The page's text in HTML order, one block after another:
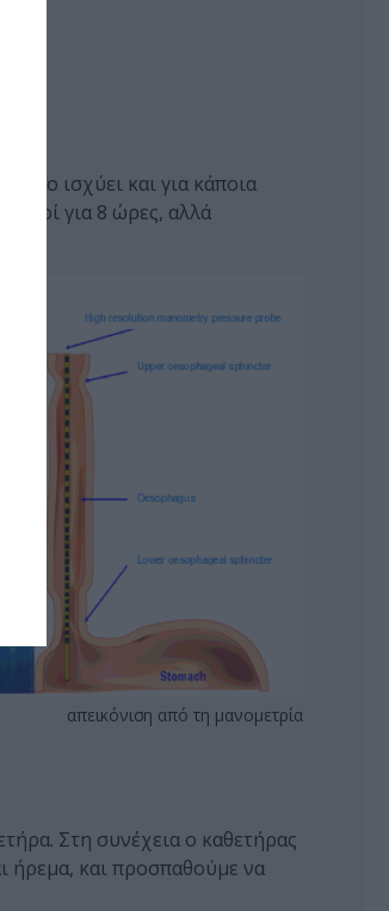
ισχύει και για κάποια
για 8 ώρες, αλλά
απεικόνιση από τη μανομετρία
Στη συνέχεια ο καθετήρας
ήρεμα, και προσπαθούμε να